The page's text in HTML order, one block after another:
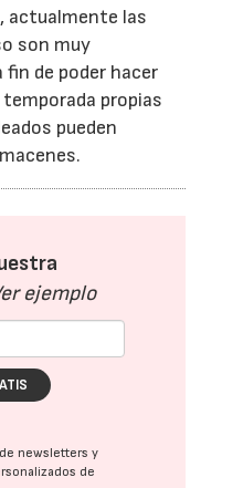
actualmente las
son muy
fin de poder hacer
propias
pueden
ejemplo
newsletters y
de